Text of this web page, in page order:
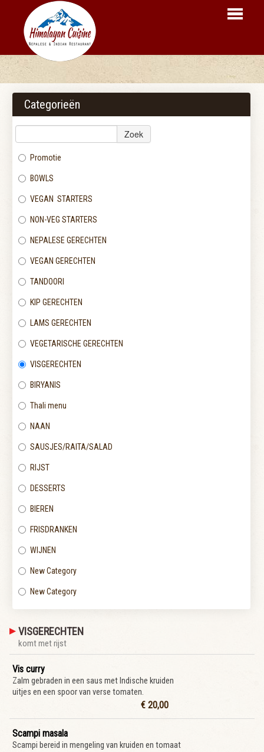
BESTELLEN
MENU
RESERVEER
CONTACT
Categorieën
Zoek
Promotie
BOWLS
VEGAN STARTERS
NON-VEG STARTERS
NEPALESE GERECHTEN
VEGAN GERECHTEN
TANDOORI
KIP GERECHTEN
LAMS GERECHTEN
VEGETARISCHE GERECHTEN
VISGERECHTEN
BIRYANIS
Thali menu
NAAN
SAUSJES/RAITA/SALAD
RIJST
DESSERTS
BIEREN
FRISDRANKEN
WIJNEN
New Category
New Category
VISGERECHTEN
komt met rijst
Vis curry
Zalm gebraden in een saus met Indische kruiden
uitjes en een spoor van verse tomaten.
€ 20,00
Scampi masala
Scampi bereid in mengeling van kruiden en tomaat